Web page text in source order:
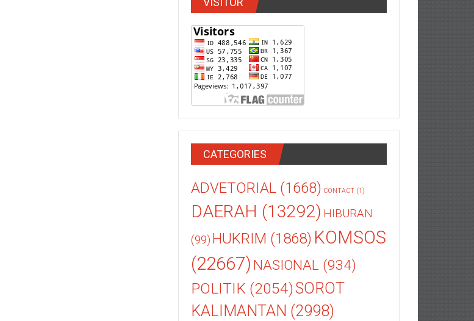
CATEGORIES
ADVETORIAL (1668) CONTACT (1)
DAERAH (13292) HIBURAN
(99) HUKRIM (1868) KOMSOS
(22667) NASIONAL (934)
POLITIK (2054)SOROT
KALIMANTAN (2998)